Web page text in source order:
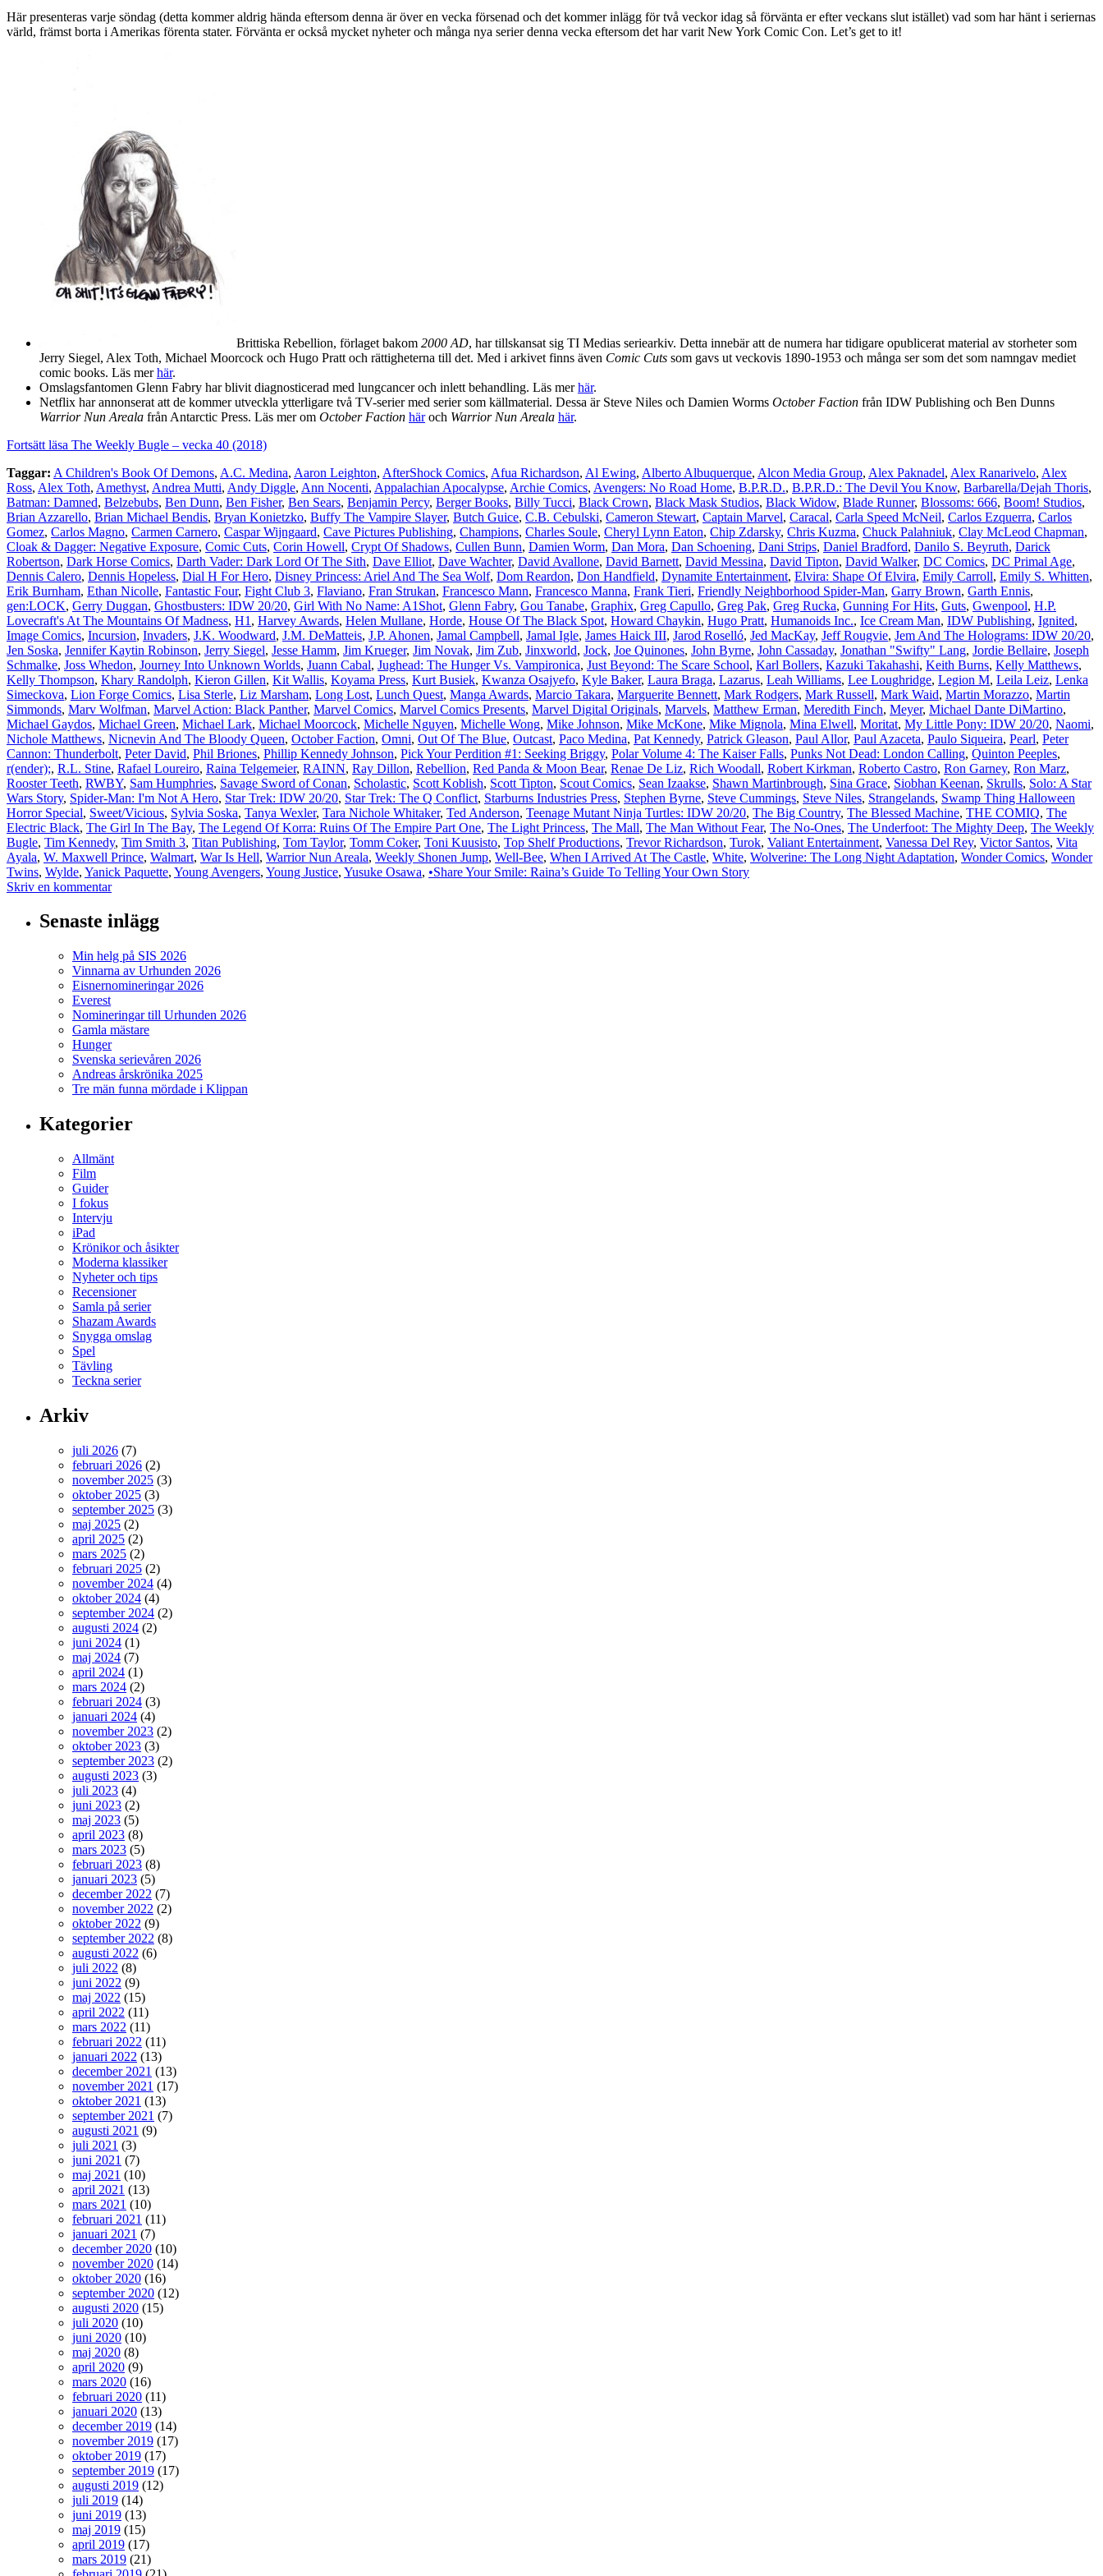
Här presenteras varje söndag (detta kommer aldrig hända eftersom denna är över en vecka försenad och det kommer inlägg för två veckor idag så förvänta er efter veckans slut istället) vad som har hänt i seriernas
värld, främst borta i Amerikas förenta stater. Förvänta er också mycket nyheter och många nya serier denna vecka eftersom det har varit New York Comic Con. Let’s get to it!
Brittiska Rebellion, förlaget bakom 2000 AD, har tillskansat sig TI Medias seriearkiv. Detta innebär att de numera har tidigare opublicerat material av storheter som
Jerry Siegel, Alex Toth, Michael Moorcock och Hugo Pratt och rättigheterna till det. Med i arkivet finns även Comic Cuts som gavs ut veckovis 1890-1953 och många ser som det som namngav mediet
comic books. Läs merhär.
Omslagsfantomen Glenn Fabry har blivit diagnosticerad med lungcancer och inlett behandling. Läs merhär.
Netflix har annonserat att de kommer utveckla ytterligare två TV-serier med serier som källmaterial. Dessa är Steve Niles och Damien Worms October Faction från IDW Publishing och Ben Dunns
Warrior Nun Areala från Antarctic Press. Läs mer om October Faction häroch Warrior Nun Areala här.
Fortsätt läsa The Weekly Bugle – vecka 40 (2018)
Taggar: A Children's Book Of Demons, A.C. Medina, Aaron Leighton, AfterShock Comics, Afua Richardson, Al Ewing, Alberto Albuquerque, Alcon Media Group, Alex Paknadel, Alex Ranarivelo, Alex
Ross, Alex Toth, Amethyst, Andrea Mutti, Andy Diggle, Ann Nocenti, Appalachian Apocalypse, Archie Comics, Avengers: No Road Home, B.P.R.D., B.P.R.D.: The Devil You Know, Barbarella/Dejah Thoris,
Batman: Damned, Belzebubs, Ben Dunn, Ben Fisher, Ben Sears, Benjamin Percy, Berger Books, Billy Tucci, Black Crown, Black Mask Studios, Black Widow, Blade Runner, Blossoms: 666, Boom! Studios,
Brian Azzarello, Brian Michael Bendis, Bryan Konietzko, Buffy The Vampire Slayer, Butch Guice, C.B. Cebulski, Cameron Stewart, Captain Marvel, Caracal, Carla Speed McNeil, Carlos Ezquerra, Carlos
Gomez, Carlos Magno, Carmen Carnero, Caspar Wijngaard, Cave Pictures Publishing, Champions, Charles Soule, Cheryl Lynn Eaton, Chip Zdarsky, Chris Kuzma, Chuck Palahniuk, Clay McLeod Chapman,
Cloak & Dagger: Negative Exposure, Comic Cuts, Corin Howell, Crypt Of Shadows, Cullen Bunn, Damien Worm, Dan Mora, Dan Schoening, Dani Strips, Daniel Bradford, Danilo S. Beyruth, Darick
Robertson, Dark Horse Comics, Darth Vader: Dark Lord Of The Sith, Dave Elliot, Dave Wachter, David Avallone, David Barnett, David Messina, David Tipton, David Walker, DC Comics, DC Primal Age,
Dennis Calero, Dennis Hopeless, Dial H For Hero, Disney Princess: Ariel And The Sea Wolf, Dom Reardon, Don Handfield, Dynamite Entertainment, Elvira: Shape Of Elvira, Emily Carroll, Emily S. Whitten,
Erik Burnham, Ethan Nicolle, Fantastic Four, Fight Club 3, Flaviano, Fran Strukan, Francesco Mann, Francesco Manna, Frank Tieri, Friendly Neighborhood Spider-Man, Garry Brown, Garth Ennis,
gen:LOCK, Gerry Duggan, Ghostbusters: IDW 20/20, Girl With No Name: A1Shot, Glenn Fabry, Gou Tanabe, Graphix, Greg Capullo, Greg Pak, Greg Rucka, Gunning For Hits, Guts, Gwenpool, H.P.
Lovecraft's At The Mountains Of Madness, H1 , Harvey Awards, Helen Mullane, Horde, House Of The Black Spot, Howard Chaykin, Hugo Pratt, Humanoids Inc., Ice Cream Man, IDW Publishing, Ignited,
Image Comics, Incursion, Invaders, J.K. Woodward, J.M. DeMatteis, J.P. Ahonen, Jamal Campbell, Jamal Igle, James Haick III, Jarod Roselló, Jed MacKay, Jeff Rougvie, Jem And The Holograms: IDW 20/20,
Jen Soska, Jennifer Kaytin Robinson, Jerry Siegel, Jesse Hamm, Jim Krueger, Jim Novak, Jim Zub, Jinxworld, Jock, Joe Quinones, John Byrne, John Cassaday, Jonathan "Swifty" Lang, Jordie Bellaire, Joseph
Schmalke, Joss Whedon, Journey Into Unknown Worlds, Juann Cabal, Jughead: The Hunger Vs. Vampironica, Just Beyond: The Scare School, Karl Bollers, Kazuki Takahashi, Keith Burns, Kelly Matthews,
Kelly Thompson, Khary Randolph, Kieron Gillen, Kit Wallis, Koyama Press, Kurt Busiek, Kwanza Osajyefo, Kyle Baker, Laura Braga, Lazarus, Leah Williams, Lee Loughridge, Legion M, Leila Leiz, Lenka
Simeckova, Lion Forge Comics, Lisa Sterle, Liz Marsham, Long Lost, Lunch Quest, Manga Awards, Marcio Takara, Marguerite Bennett, Mark Rodgers, Mark Russell, Mark Waid, Martin Morazzo, Martin
Simmonds, Marv Wolfman, Marvel Action: Black Panther, Marvel Comics, Marvel Comics Presents, Marvel Digital Originals, Marvels, Matthew Erman, Meredith Finch, Meyer, Michael Dante DiMartino,
Michael Gaydos, Michael Green, Michael Lark, Michael Moorcock, Michelle Nguyen, Michelle Wong, Mike Johnson, Mike McKone, Mike Mignola, Mina Elwell, Moritat, My Little Pony: IDW 20/20, Naomi,
Nichole Matthews, Nicnevin And The Bloody Queen, October Faction, Omni, Out Of The Blue, Outcast, Paco Medina, Pat Kennedy, Patrick Gleason, Paul Allor, Paul Azaceta, Paulo Siqueira, Pearl, Peter
Cannon: Thunderbolt, Peter David, Phil Briones, Phillip Kennedy Johnson, Pick Your Perdition #1: Seeking Briggy, Polar Volume 4: The Kaiser Falls, Punks Not Dead: London Calling, Quinton Peeples,
r(ender);, R.L. Stine, Rafael Loureiro, Raina Telgemeier, RAINN, Ray Dillon, Rebellion, Red Panda & Moon Bear, Renae De Liz, Rich Woodall, Robert Kirkman, Roberto Castro, Ron Garney, Ron Marz,
Rooster Teeth, RWBY, Sam Humphries, Savage Sword of Conan, Scholastic, Scott Koblish, Scott Tipton, Scout Comics, Sean Izaakse, Shawn Martinbrough, Sina Grace, Siobhan Keenan, Skrulls, Solo: A Star
Wars Story, Spider-Man: I'm Not A Hero, Star Trek: IDW 20/20, Star Trek: The Q Conflict, Starburns Industries Press, Stephen Byrne, Steve Cummings, Steve Niles, Strangelands, Swamp Thing Halloween
Horror Special, Sweet/Vicious, Sylvia Soska, Tanya Wexler, Tara Nichole Whitaker, Ted Anderson, Teenage Mutant Ninja Turtles: IDW 20/20, The Big Country, The Blessed Machine, THE COMIQ, The
Electric Black, The Girl In The Bay, The Legend Of Korra: Ruins Of The Empire Part One, The Light Princess, The Mall, The Man Without Fear, The No-Ones, The Underfoot: The Mighty Deep, The Weekly
Bugle, Tim Kennedy, Tim Smith 3, Titan Publishing, Tom Taylor, Tomm Coker, Toni Kuusisto, Top Shelf Productions, Trevor Richardson, Turok, Valiant Entertainment, Vanessa Del Rey, Victor Santos, Vita
Ayala, W. Maxwell Prince, Walmart, War Is Hell, Warrior Nun Areala, Weekly Shonen Jump, Well-Bee, When I Arrived At The Castle, White, Wolverine: The Long Night Adaptation, Wonder Comics, Wonder
Twins, Wylde, Yanick Paquette, Young Avengers, Young Justice, Yusuke Osawa, •Share Your Smile: Raina’s Guide To Telling Your Own Story
Skriv en kommentar
Senaste inlägg
Min helg på SIS 2026
Vinnarna av Urhunden 2026
Eisnernomineringar 2026
Everest
Nomineringar till Urhunden 2026
Gamla mästare
Hunger
Svenska serievåren 2026
Andreas årskrönika 2025
Tre män funna mördade i Klippan
Kategorier
Allmänt
Film
Guider
I fokus
Intervju
iPad
Krönikor och åsikter
Moderna klassiker
Nyheter och tips
Recensioner
Samla på serier
Shazam Awards
Snygga omslag
Spel
Tävling
Teckna serier
Arkiv
juli 2026 (7)
februari 2026 (2)
november 2025 (3)
oktober 2025 (3)
september 2025 (3)
maj 2025 (2)
april 2025 (2)
mars 2025 (2)
februari 2025 (2)
november 2024 (4)
oktober 2024 (4)
september 2024 (2)
augusti 2024 (2)
juni 2024 (1)
maj 2024 (7)
april 2024 (1)
mars 2024 (2)
februari 2024 (3)
januari 2024 (4)
november 2023 (2)
oktober 2023 (3)
september 2023 (2)
augusti 2023 (3)
juli 2023 (4)
juni 2023 (2)
maj 2023 (5)
april 2023 (8)
mars 2023 (5)
februari 2023 (8)
januari 2023 (5)
december 2022 (7)
november 2022 (2)
oktober 2022 (9)
september 2022 (8)
augusti 2022 (6)
juli 2022 (8)
juni 2022 (9)
maj 2022 (15)
april 2022 (11)
mars 2022 (11)
februari 2022 (11)
januari 2022 (13)
december 2021 (13)
november 2021 (17)
oktober 2021 (13)
september 2021 (7)
augusti 2021 (9)
juli 2021 (3)
juni 2021 (7)
maj 2021 (10)
april 2021 (13)
mars 2021 (10)
februari 2021 (11)
januari 2021 (7)
december 2020 (10)
november 2020 (14)
oktober 2020 (16)
september 2020 (12)
augusti 2020 (15)
juli 2020 (10)
juni 2020 (10)
maj 2020 (8)
april 2020 (9)
mars 2020 (16)
februari 2020 (11)
januari 2020 (13)
december 2019 (14)
november 2019 (17)
oktober 2019 (17)
september 2019 (17)
augusti 2019 (12)
juli 2019 (14)
juni 2019 (13)
maj 2019 (15)
april 2019 (17)
mars 2019 (21)